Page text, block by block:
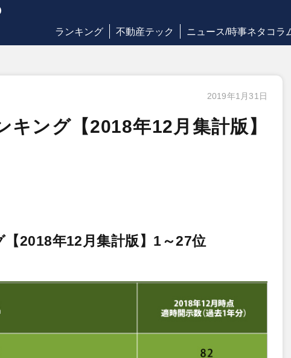
ランキング 不動産テック ニュース/時事ネタコラ
2019年1月31日
ング【2018年12月集計版】
2018年12月集計版】1～27位